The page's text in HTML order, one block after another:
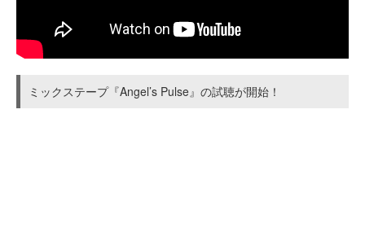
ミックステープ『Angel’s Pulse』の試聴が開始！